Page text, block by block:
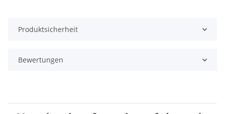
Produktsicherheit
Bewertungen